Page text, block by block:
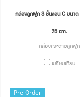
กล่องลูกฟูก 3 ชั้นลอน C ขนาด
25 cm.
กล่องกระดาษลูกฟูก
เปรียบเทียบ
Pre-Order